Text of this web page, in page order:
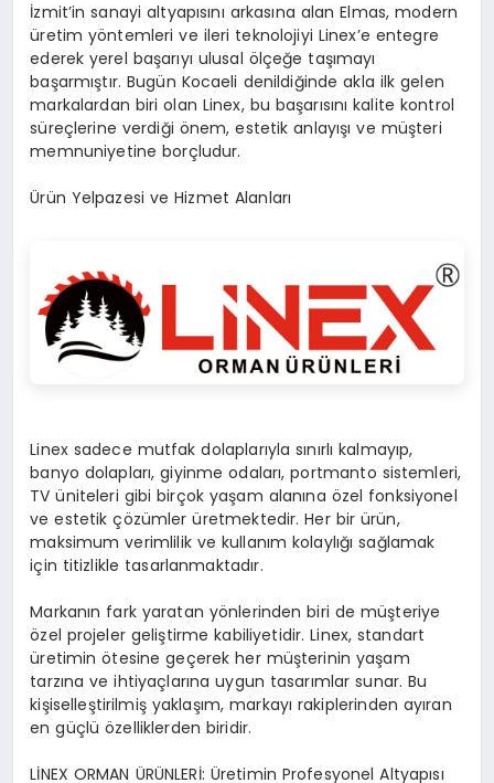
İzmit’in sanayi altyapısını arkasına alan Elmas, modern
üretim yöntemleri ve ileri teknolojiyi Linex’e entegre
ederek yerel başarıyı ulusal ölçeğe taşımayı
başarmıştır. Bugün Kocaeli denildiğinde akla ilk gelen
markalardan biri olan Linex, bu başarısını kalite kontrol
süreçlerine verdiği önem, estetik anlayışı ve müşteri
memnuniyetine borçludur.
Ürün Yelpazesi ve Hizmet Alanları
Linex sadece mutfak dolaplarıyla sınırlı kalmayıp,
banyo dolapları, giyinme odaları, portmanto sistemleri,
TV üniteleri gibi birçok yaşam alanına özel fonksiyonel
ve estetik çözümler üretmektedir. Her bir ürün,
maksimum verimlilik ve kullanım kolaylığı sağlamak
için titizlikle tasarlanmaktadır.
Markanın fark yaratan yönlerinden biri de müşteriye
özel projeler geliştirme kabiliyetidir. Linex, standart
üretimin ötesine geçerek her müşterinin yaşam
tarzına ve ihtiyaçlarına uygun tasarımlar sunar. Bu
kişiselleştirilmiş yaklaşım, markayı rakiplerinden ayıran
en güçlü özelliklerden biridir.
LİNEX ORMAN ÜRÜNLERİ: Üretimin Profesyonel Altyapısı